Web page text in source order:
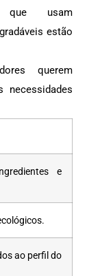
usam
estão
querem
necessidades
e
ao perfil do